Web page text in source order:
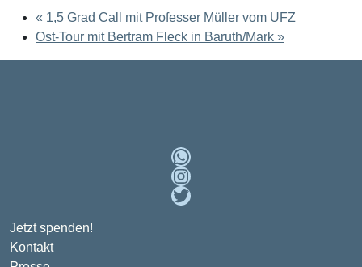
« 1,5 Grad Call mit Professer Müller vom UFZ
Ost-Tour mit Bertram Fleck in Baruth/Mark »
WhatsApp
Instagram
Twitter
Jetzt spenden!
Kontakt